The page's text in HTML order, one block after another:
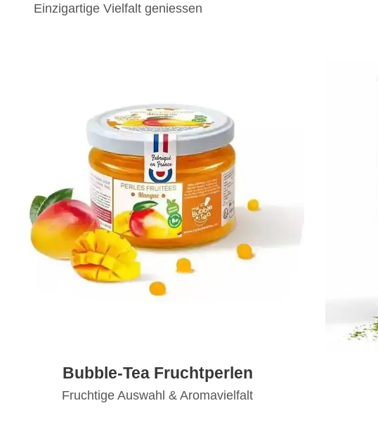
Einzigartige Vielfalt geniessen
Bubble-Tea Fruchtperlen
Fruchtige Auswahl & Aromavielfalt